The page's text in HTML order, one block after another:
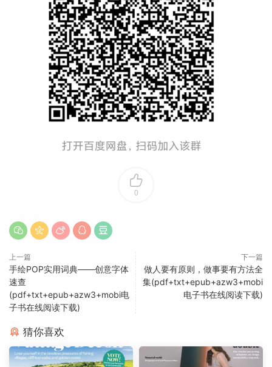
0
上一篇
手绘POP实用词典——创意字体
速查
(pdf+txt+epub+azw3+mobi电
子书在线阅读下载)
下一篇
做人要有原则，做事要有方法全
集(pdf+txt+epub+azw3+mobi
电子书在线阅读下载)
猜你喜欢